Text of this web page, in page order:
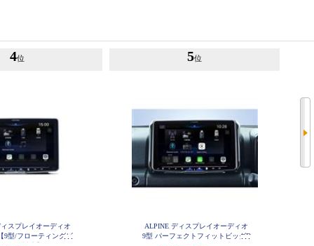
4位
スプレイオーディオ
9型/フローティングビ
5位
ALPINE ディスプレイオーディオ
9型 パーフェクトフィットビッグD